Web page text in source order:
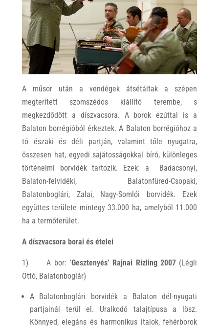
A műsor után a vendégek átsétáltak a szépen
megterített szomszédos kiállító terembe, s
megkezdődött a díszvacsora. A borok ezúttal is a
Balaton borrégióból érkeztek. A Balaton borrégióhoz a
tó északi és déli partján, valamint tőle nyugatra,
összesen hat, egyedi sajátosságokkal bíró, különleges
történelmi borvidék tartozik. Ezek: a Badacsonyi,
Balaton-felvidéki, Balatonfüred-Csopaki,
Balatonboglári, Zalai, Nagy-Somlói borvidék. Ezek
együttes területe mintegy 33.000 ha, amelyből 11.000
ha a termőterület.
A díszvacsora borai és ételei
1) A bor:’Gesztenyés’ Rajnai Rizling 2007(Légli
Ottó, Balatonboglár)
A Balatonboglári borvidék a Balaton dél-nyugati
partjainál terül el. Uralkodó talajtípusa a lösz.
Könnyed, elegáns és harmonikus italok, fehérborok